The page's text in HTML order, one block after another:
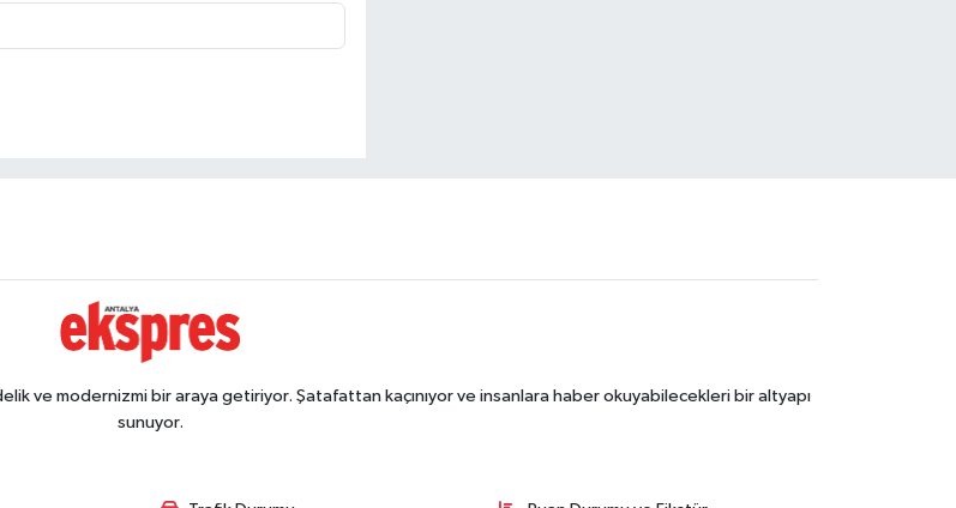
ve modernizmi bir araya getiriyor. Şatafattan kaçınıyor ve insanlara haber okuyabilecekleri bir altyapı
sunuyor.